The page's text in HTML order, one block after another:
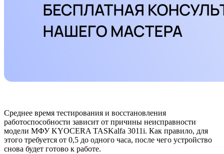
Среднее время тестирования и восстановления
работоспособности зависит от причины неисправности
модели МФУ KYOCERA TASKalfa 3011i. Как правило, для
этого требуется от 0,5 до одного часа, после чего устройство
снова будет готово к работе.